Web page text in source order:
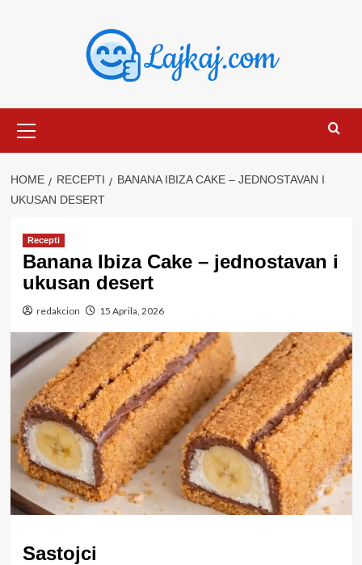
Menu
HOME RECEPTI
BANANA IBIZA CAKE – JEDNOSTAVAN I
UKUSAN DESERT
Recepti
Banana Ibiza Cake – jednostavan i
ukusan desert
redakcion 15 Aprila, 2026
Sastojci